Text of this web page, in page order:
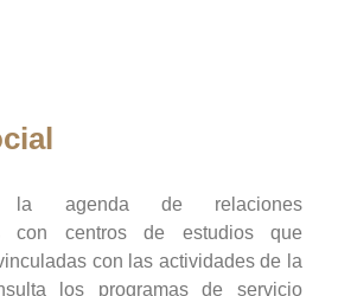
la agenda de relaciones
con centros de estudios que
con las actividades de la
los programas de servicio